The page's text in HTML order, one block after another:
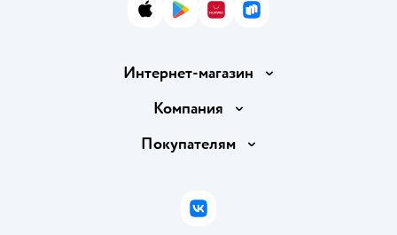
App StoreGoogle Play
AppGallery
RuStore
Интернет-магазин
Доставка и оплата
Правила продажи
Политика использования файлов cookie
Компания
Вакансии
Покупателям
Бонусные карты
ВКонтакте